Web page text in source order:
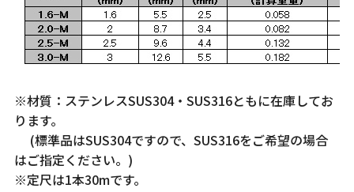
※材質：ステンレスSUS304・SUS316ともに在庫してお
ります。
(標準品はSUS304ですので、SUS316をご希望の場合
はご指定ください。)
※定尺は1本30mです。